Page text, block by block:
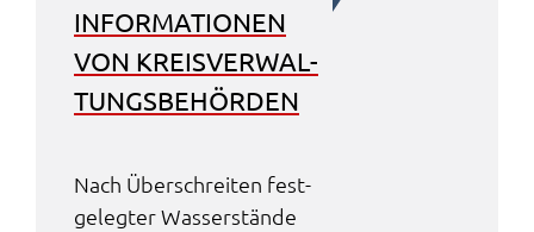
INFOR­MA­TIO­NEN
VON KREIS­VER­WAL­
TUNGS­BE­HÖR­DEN
Nach Über­schrei­ten fest­
ge­leg­ter Wasser­stän­de